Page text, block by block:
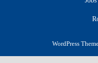
WordPress